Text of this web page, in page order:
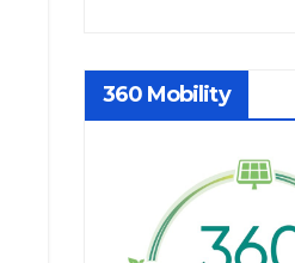
360 Mobility